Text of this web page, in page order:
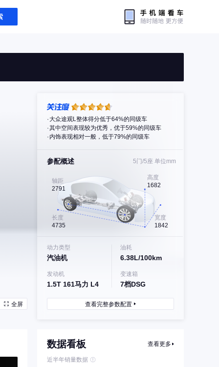
全屏
大众途观L整体得分低于64%的同级车
其中空间表现较为优秀，优于59%的同级车
内饰表现相对一般，低于79%的同级车
参配概述 5门/5座 单位mm
轴距
2791
高度
1682
长度
4735
宽度
1842
动力类型
汽油机
油耗
6.38L/100km
发动机
1.5T 161马力 L4
变速箱
7档DSG
查看完整参数配置
数据看板 查看更多
近半年销量数据